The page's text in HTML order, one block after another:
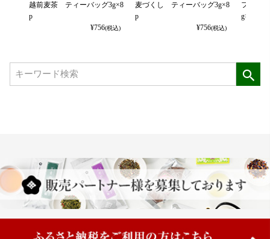
越前麦茶 ティーバッグ3g×8
p
¥756(税込)
麦づくし ティーバッグ3g×8
p
¥756(税込)
フルー
g×10p(